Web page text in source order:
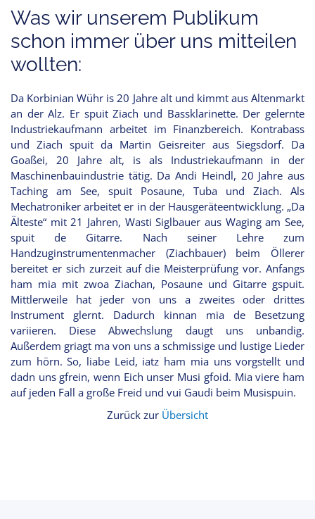
Was wir unserem Publikum
schon immer über uns mitteilen
wollten:
Da Korbinian Wühr is 20 Jahre alt und kimmt aus Altenmarkt
an der Alz. Er spuit Ziach und Bassklarinette. Der gelernte
Industriekaufmann arbeitet im Finanzbereich. Kontrabass
und Ziach spuit da Martin Geisreiter aus Siegsdorf. Da
Goaßei, 20 Jahre alt, is als Industriekaufmann in der
Maschinenbauindustrie tätig. Da Andi Heindl, 20 Jahre aus
Taching am See, spuit Posaune, Tuba und Ziach. Als
Mechatroniker arbeitet er in der Hausgeräteentwicklung. „Da
Älteste“ mit 21 Jahren, Wasti Siglbauer aus Waging am See,
spuit de Gitarre. Nach seiner Lehre zum
Handzuginstrumentenmacher (Ziachbauer) beim Öllerer
bereitet er sich zurzeit auf die Meisterprüfung vor. Anfangs
ham mia mit zwoa Ziachan, Posaune und Gitarre gspuit.
Mittlerweile hat jeder von uns a zweites oder drittes
Instrument glernt. Dadurch kinnan mia de Besetzung
variieren. Diese Abwechslung daugt uns unbandig.
Außerdem griagt ma von uns a schmissige und lustige Lieder
zum hörn. So, liabe Leid, iatz ham mia uns vorgstellt und
dadn uns gfrein, wenn Eich unser Musi gfoid. Mia viere ham
auf jeden Fall a große Freid und vui Gaudi beim Musispuin.
Zurück zur Übersicht